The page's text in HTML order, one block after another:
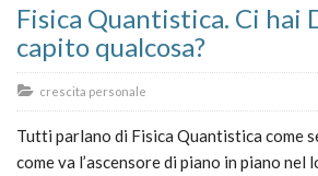
Fisica Quantistica. Ci hai
capito qualcosa?
crescita personale
Tutti parlano di Fisica Quantistica come
come va l’ascensore di piano in piano nel